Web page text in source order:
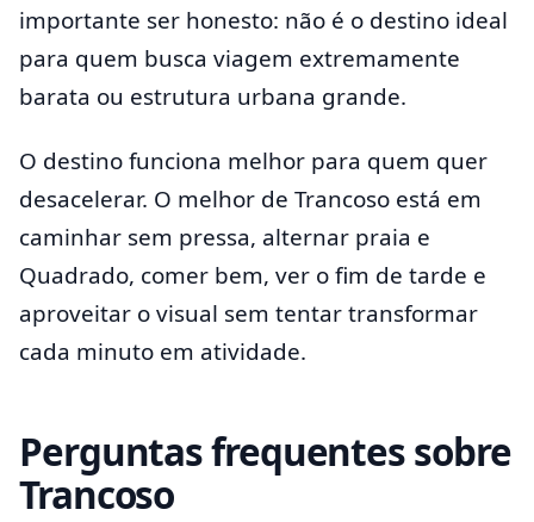
importante ser honesto: não é o destino ideal
para quem busca viagem extremamente
barata ou estrutura urbana grande.
O destino funciona melhor para quem quer
desacelerar. O melhor de Trancoso está em
caminhar sem pressa, alternar praia e
Quadrado, comer bem, ver o fim de tarde e
aproveitar o visual sem tentar transformar
cada minuto em atividade.
Perguntas frequentes sobre
Trancoso